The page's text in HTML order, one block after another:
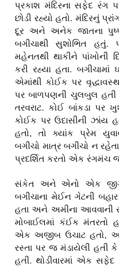
પ્રકાશ મંદિરના સફેદ
છોડી રહ્યો હતો. મંદિરનું
દૂર અને અનેક જાતના પુષ્પ-
બગીચાથી સુશોભિત હતું.
મહેનતથી થાકીને પાંખોની
કરી રહ્યા હતા. બગીચામાં
એમાંથી કોઈક પર
પર બાળપણની ચુલબુલ હતી
તરવરાટ. કોઈ બાંકડા પર
કોઈક પર ઉદાસીની ઝાંય
હતો, તો ક્યાંક પ્રેમ
બગીચો માત્ર બગીચો ન
પ્રદર્શિત કરતો એક રંગમંચ જ
સંકેત અને એનો એક
બગીચાના મેઈન ગેટની
હતા અને અમીના આવવાની
મોબાઈલમાં કંઈક મંતરતો
એક અજીબ ઉચાટ હતો,
રસ્તા પર જ મંડાયેલી હતી
હતી. થોડીવારમાં એક